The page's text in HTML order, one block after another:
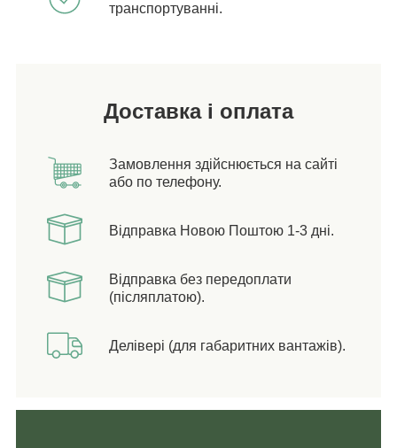
транспортуванні.
Доставка і оплата
Замовлення здійснюється на сайті
або по телефону.
Відправка Новою Поштою 1-3 дні.
Відправка без передоплати
(післяплатою).
Делівері (для габаритних вантажів).